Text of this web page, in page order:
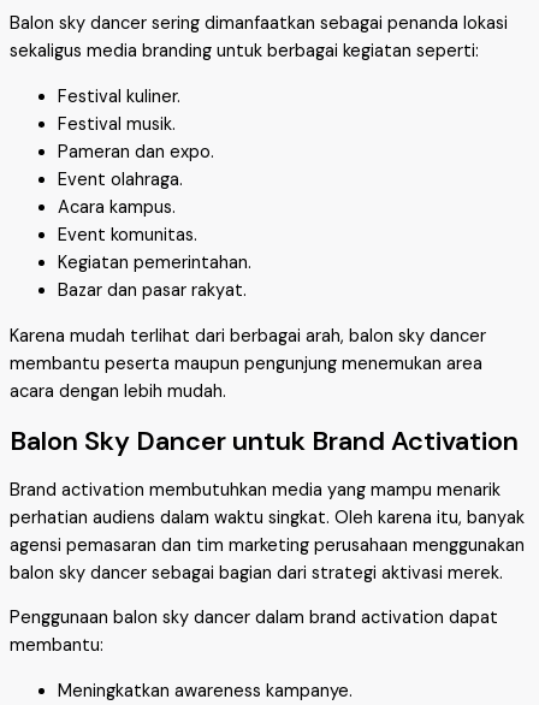
Balon sky dancer sering dimanfaatkan sebagai penanda lokasi
sekaligus media branding untuk berbagai kegiatan seperti:
Festival kuliner.
Festival musik.
Pameran dan expo.
Event olahraga.
Acara kampus.
Event komunitas.
Kegiatan pemerintahan.
Bazar dan pasar rakyat.
Karena mudah terlihat dari berbagai arah, balon sky dancer
membantu peserta maupun pengunjung menemukan area
acara dengan lebih mudah.
Balon Sky Dancer untuk Brand Activation
Brand activation membutuhkan media yang mampu menarik
perhatian audiens dalam waktu singkat. Oleh karena itu, banyak
agensi pemasaran dan tim marketing perusahaan menggunakan
balon sky dancer sebagai bagian dari strategi aktivasi merek.
Penggunaan balon sky dancer dalam brand activation dapat
membantu:
Meningkatkan awareness kampanye.